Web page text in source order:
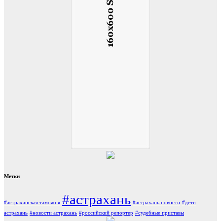
Метки
#астраханская таможня #астрахань #астрахань новости #дети
астрахань #новости астрахань #российский репортер #судебные приставы